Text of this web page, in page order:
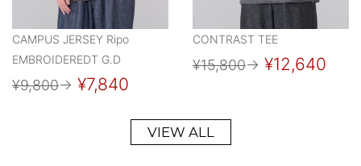
CAMPUS JERSEY Ripo
EMBROIDEREDT G.D
¥9,800→ ¥7,840
CONTRAST TEE
¥15,800→ ¥12,640
VIEW ALL